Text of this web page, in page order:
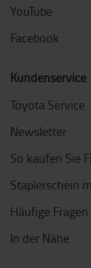
YouTube
Facebook
Kundenservice
Toyota Service
Newsletter
So kaufen Sie
Staplerschein
Häufige Fragen
In der Nähe